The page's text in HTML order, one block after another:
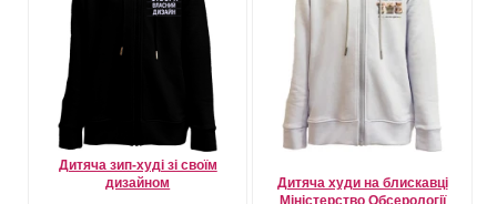
Дитяча зип-худі зі своїм
дизайном
Дитяча худи на блискавці